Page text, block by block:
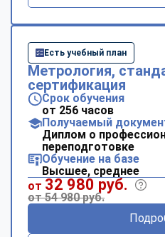
Есть учебный план
Метрология,
сертификация
Срок обучения
от 256 часов
Получаемый
Диплом о
переподготовке
Обучение на базе
Высшее, среднее
от 32 980 руб.
от 54 980 руб.